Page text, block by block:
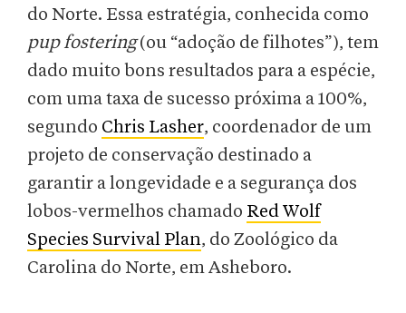
do Norte. Essa estratégia, conhecida como
pup fostering(ou “adoção de filhotes”), tem
dado muito bons resultados para a espécie,
com uma taxa de sucesso próxima a 100%,
segundo Chris Lasher, coordenador de um
projeto de conservação destinado a
garantir a longevidade e a segurança dos
lobos-vermelhos chamado Red Wolf
Species Survival Plan, do Zoológico da
Carolina do Norte, em Asheboro.